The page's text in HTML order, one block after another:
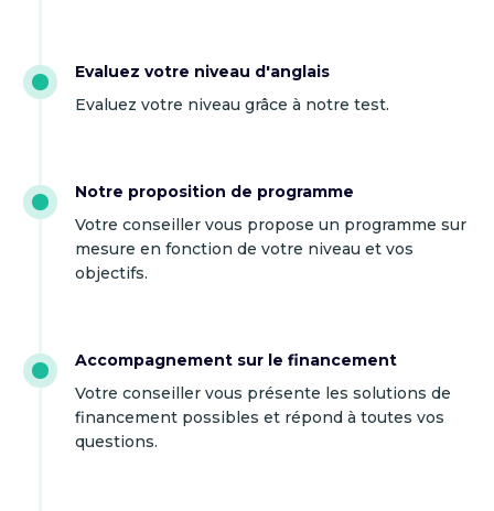
Evaluez votre niveau d'anglais
Evaluez votre niveau grâce à notre test.
Notre proposition de programme
Votre conseiller vous propose un programme sur
mesure en fonction de votre niveau et vos
objectifs.
Accompagnement sur le financement
Votre conseiller vous présente les solutions de
financement possibles et répond à toutes vos
questions.